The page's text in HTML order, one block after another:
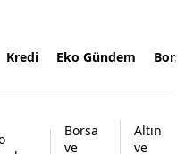
Kredi Eko Gündem
Borsa
ve
Altın
ve